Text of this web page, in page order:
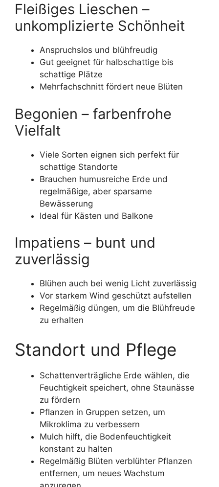
Fleißiges Lieschen –
unkomplizierte Schönheit
Anspruchslos und blühfreudig
Gut geeignet für halbschattige bis
schattige Plätze
Mehrfachschnitt fördert neue Blüten
Begonien – farbenfrohe
Vielfalt
Viele Sorten eignen sich perfekt für
schattige Standorte
Brauchen humusreiche Erde und
regelmäßige, aber sparsame
Bewässerung
Ideal für Kästen und Balkone
Impatiens – bunt und
zuverlässig
Blühen auch bei wenig Licht zuverlässig
Vor starkem Wind geschützt aufstellen
Regelmäßig düngen, um die Blühfreude
zu erhalten
Standort und Pflege
Schattenverträgliche Erde wählen, die
Feuchtigkeit speichert, ohne Staunässe
zu fördern
Pflanzen in Gruppen setzen, um
Mikroklima zu verbessern
Mulch hilft, die Bodenfeuchtigkeit
konstant zu halten
Regelmäßig Blüten verblühter Pflanzen
entfernen, um neues Wachstum